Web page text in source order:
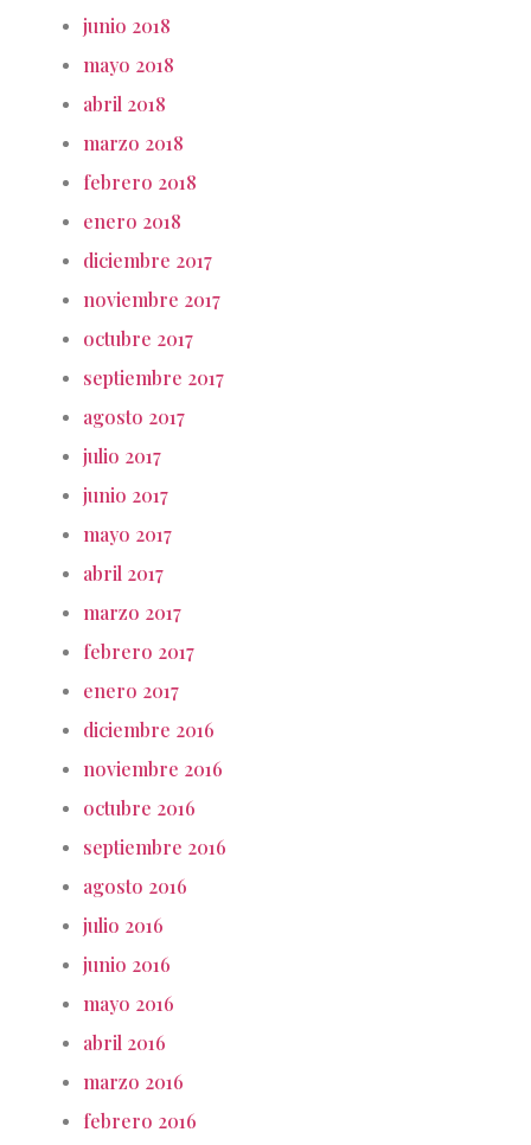
junio 2018
mayo 2018
abril 2018
marzo 2018
febrero 2018
enero 2018
diciembre 2017
noviembre 2017
octubre 2017
septiembre 2017
agosto 2017
julio 2017
junio 2017
mayo 2017
abril 2017
marzo 2017
febrero 2017
enero 2017
diciembre 2016
noviembre 2016
octubre 2016
septiembre 2016
agosto 2016
julio 2016
junio 2016
mayo 2016
abril 2016
marzo 2016
febrero 2016